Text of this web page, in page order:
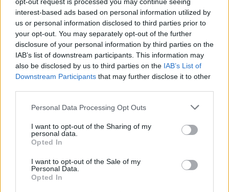
interest-based ads based on personal information utilized by
us or personal information disclosed to third parties prior to
your opt-out. You may separately opt-out of the further
disclosure of your personal information by third parties on the
IAB’s list of downstream participants. This information may
also be disclosed by us to third parties on the IAB’s List of
Downstream Participants that may further disclose it to other
Personal Data Processing Opt Outs
I want to opt-out of the Sharing of my
personal data.
Opted In
I want to opt-out of the Sale of my
Personal Data.
Opted In
Roger Federer está recibiendo fuertes críticas en su país por haber
subido sus pretensiones económicas para disputar Basilea